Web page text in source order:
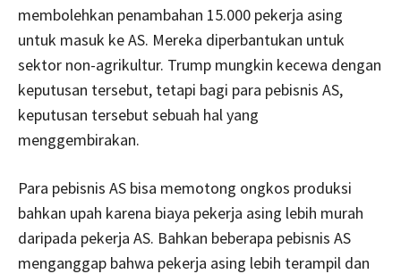
membolehkan penambahan 15.000 pekerja asing
untuk masuk ke AS. Mereka diperbantukan untuk
sektor non-agrikultur. Trump mungkin kecewa dengan
keputusan tersebut, tetapi bagi para pebisnis AS,
keputusan tersebut sebuah hal yang
menggembirakan.
Para pebisnis AS bisa memotong ongkos produksi
bahkan upah karena biaya pekerja asing lebih murah
daripada pekerja AS. Bahkan beberapa pebisnis AS
menganggap bahwa pekerja asing lebih terampil dan